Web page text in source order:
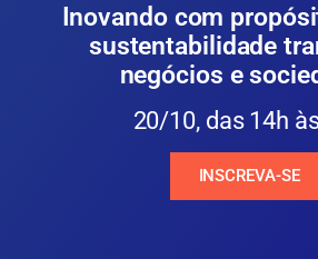
Inovando com
sustentabilidade
negócios e
20/10, das 14h
INSCREVA-SE